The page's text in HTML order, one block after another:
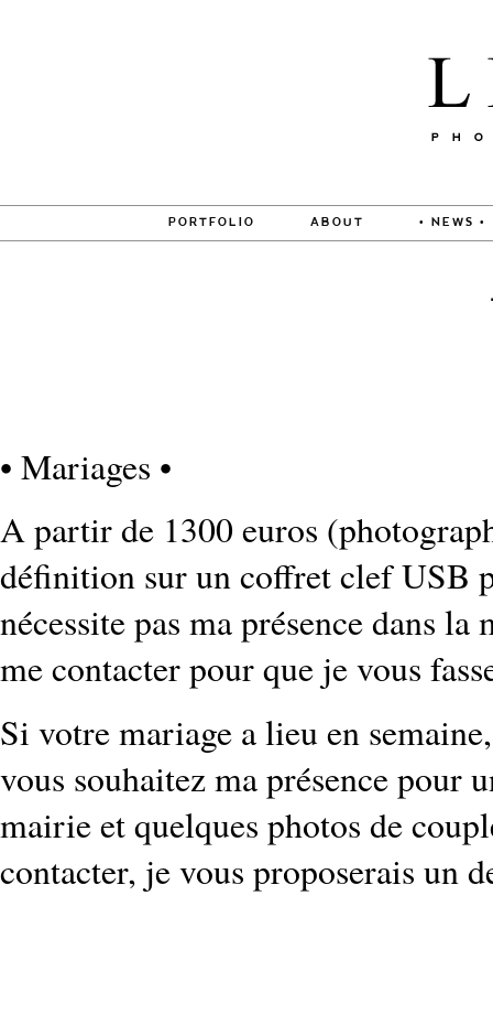
PORTFOLIO ABOUT • NEWS •
• Mariages •
A partir de 1300 euros
définition sur un coffret clef USB
nécessite pas ma présence dans
me contacter pour que je vous
Si votre mariage a lieu en
vous souhaitez ma présence
mairie et quelques photos de
contacter, je vous proposerais un